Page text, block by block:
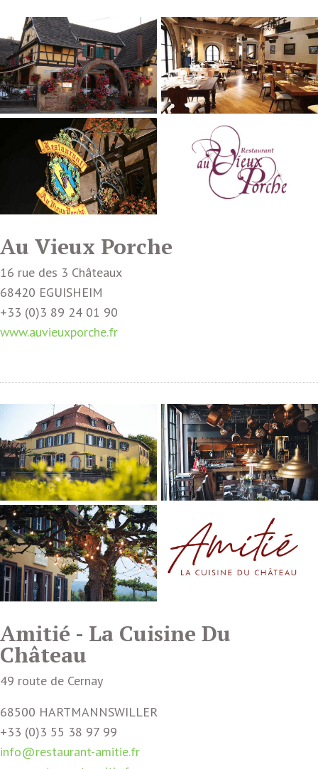
Au Vieux Porche
16 rue des 3 Châteaux
68420 EGUISHEIM
+33 (0)3 89 24 01 90
www.auvieuxporche.fr
Amitié - La Cuisine Du
Château
49 route de Cernay
68500 HARTMANNSWILLER
+33 (0)3 55 38 97 99
info@restaurant-amitie.fr